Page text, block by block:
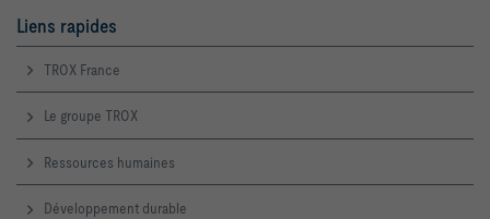
Liens rapides
TROX France
Le groupe TROX
Ressources humaines
Développement durable